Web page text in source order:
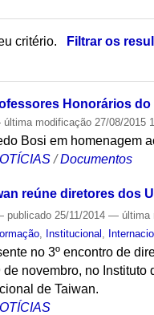
critério.
Filtrar os
Honorários do
última modificação 27/08/2015
Bosi em homenagem
/Documentos
reúne diretores dos
publicado 25/11/2014— última
Institucional
no 3º encontro de
de novembro, no
de Taiwan.